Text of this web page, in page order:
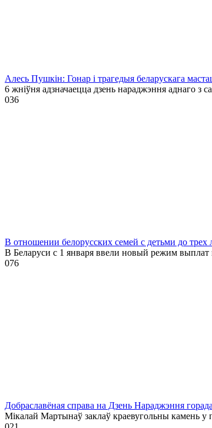
Алесь Пушкін: Гонар і трагедыя беларускага
6 жніўня адзначаецца дзень нараджэння аднаго з
036
В отношении белорусских семей с детьми до
В Беларуси с 1 января ввели новый режим выплат
076
Добраславёная справа на Дзень Нараджэння
Мікалай Мартынаў заклаў краевугольны камень у